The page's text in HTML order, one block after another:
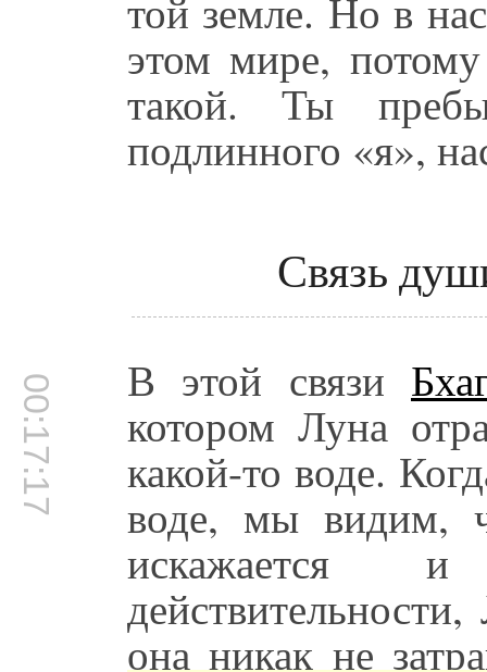
этом мире,
такой. Ты
подлинного «я»,
Связь
00:17:17 В этой связи
котором Луна
какой-то воде.
воде, мы видим,
искажается
она никак не